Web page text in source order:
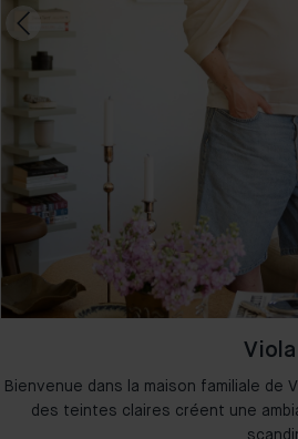
Bienvenue dans la maison familiale de
des teintes claires créent une